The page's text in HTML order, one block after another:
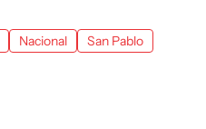
Nacional
San Pablo